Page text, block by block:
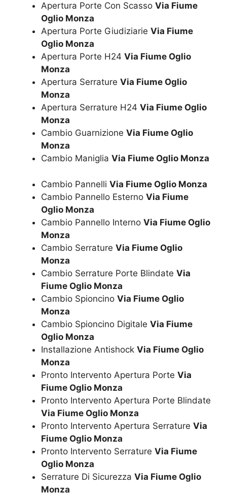
Apertura Porte Con Scasso Via Fiume
Oglio Monza
Apertura Porte Giudiziarie Via Fiume
Oglio Monza
Apertura Porte H24 Via Fiume Oglio
Monza
Apertura Serrature Via Fiume Oglio
Monza
Apertura Serrature H24 Via Fiume Oglio
Monza
Cambio Guarnizione Via Fiume Oglio
Monza
Cambio Maniglia Via Fiume Oglio Monza
Cambio Pannelli Via Fiume Oglio Monza
Cambio Pannello Esterno Via Fiume
Oglio Monza
Cambio Pannello Interno Via Fiume Oglio
Monza
Cambio Serrature Via Fiume Oglio
Monza
Cambio Serrature Porte Blindate Via
Fiume Oglio Monza
Cambio Spioncino Via Fiume Oglio
Monza
Cambio Spioncino Digitale Via Fiume
Oglio Monza
Installazione Antishock Via Fiume Oglio
Monza
Pronto Intervento Apertura Porte Via
Fiume Oglio Monza
Pronto Intervento Apertura Porte Blindate
Via Fiume Oglio Monza
Pronto Intervento Apertura Serrature Via
Fiume Oglio Monza
Pronto Intervento Serrature Via Fiume
Oglio Monza
Serrature Di Sicurezza Via Fiume Oglio
Monza